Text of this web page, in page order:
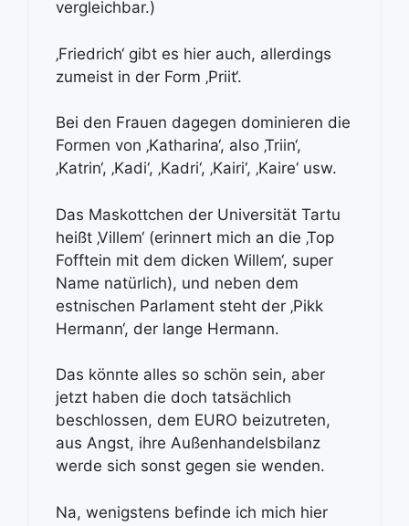
vergleichbar.)
‚Friedrich‘ gibt es hier auch, allerdings
zumeist in der Form ‚Priit‘.
Bei den Frauen dagegen dominieren die
Formen von ‚Katharina‘, also ‚Triin‘,
‚Katrin‘, ‚Kadi‘, ‚Kadri‘, ‚Kairi‘, ‚Kaire‘ usw.
Das Maskottchen der Universität Tartu
heißt ‚Villem‘ (erinnert mich an die ‚Top
Fofftein mit dem dicken Willem‘, super
Name natürlich), und neben dem
estnischen Parlament steht der ‚Pikk
Hermann‘, der lange Hermann.
Das könnte alles so schön sein, aber
jetzt haben die doch tatsächlich
beschlossen, dem EURO beizutreten,
aus Angst, ihre Außenhandelsbilanz
werde sich sonst gegen sie wenden.
Na, wenigstens befinde ich mich hier